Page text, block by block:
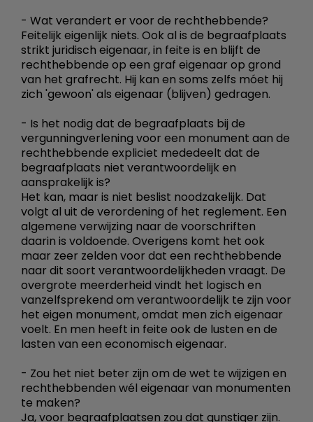
- Wat verandert er voor de rechthebbende?
Feitelijk eigenlijk niets. Ook al is de begraafplaats
strikt juridisch eigenaar, in feite is en blijft de
rechthebbende op een graf eigenaar op grond
van het grafrecht. Hij kan en soms zelfs móet hij
zich 'gewoon' als eigenaar (blijven) gedragen.
- Is het nodig dat de begraafplaats bij de
vergunningverlening voor een monument aan de
rechthebbende expliciet mededeelt dat de
begraafplaats niet verantwoordelijk en
aansprakelijk is?
Het kan, maar is niet beslist noodzakelijk. Dat
volgt al uit de verordening of het reglement. Een
algemene verwijzing naar de voorschriften
daarin is voldoende. Overigens komt het ook
maar zeer zelden voor dat een rechthebbende
naar dit soort verantwoordelijkheden vraagt. De
overgrote meerderheid vindt het logisch en
vanzelfsprekend om verantwoordelijk te zijn voor
het eigen monument, omdat men zich eigenaar
voelt. En men heeft in feite ook de lusten en de
lasten van een economisch eigenaar.
- Zou het niet beter zijn om de wet te wijzigen en
rechthebbenden wél eigenaar van monumenten
te maken?
Ja, voor begraafplaatsen zou dat gunstiger zijn.